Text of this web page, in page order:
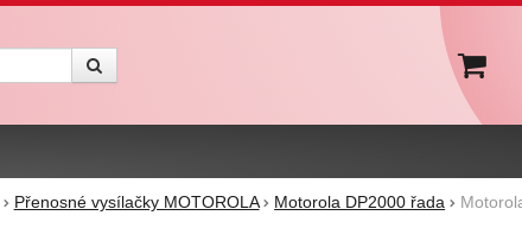
Přenosné vysílačky MOTOROLA Motorola DP2000 řada